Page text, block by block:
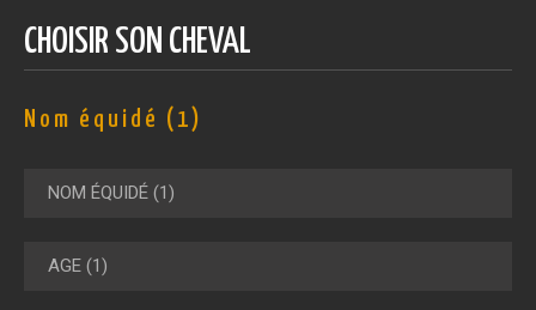
CHOISIR SON CHEVAL
Nom équidé (1)